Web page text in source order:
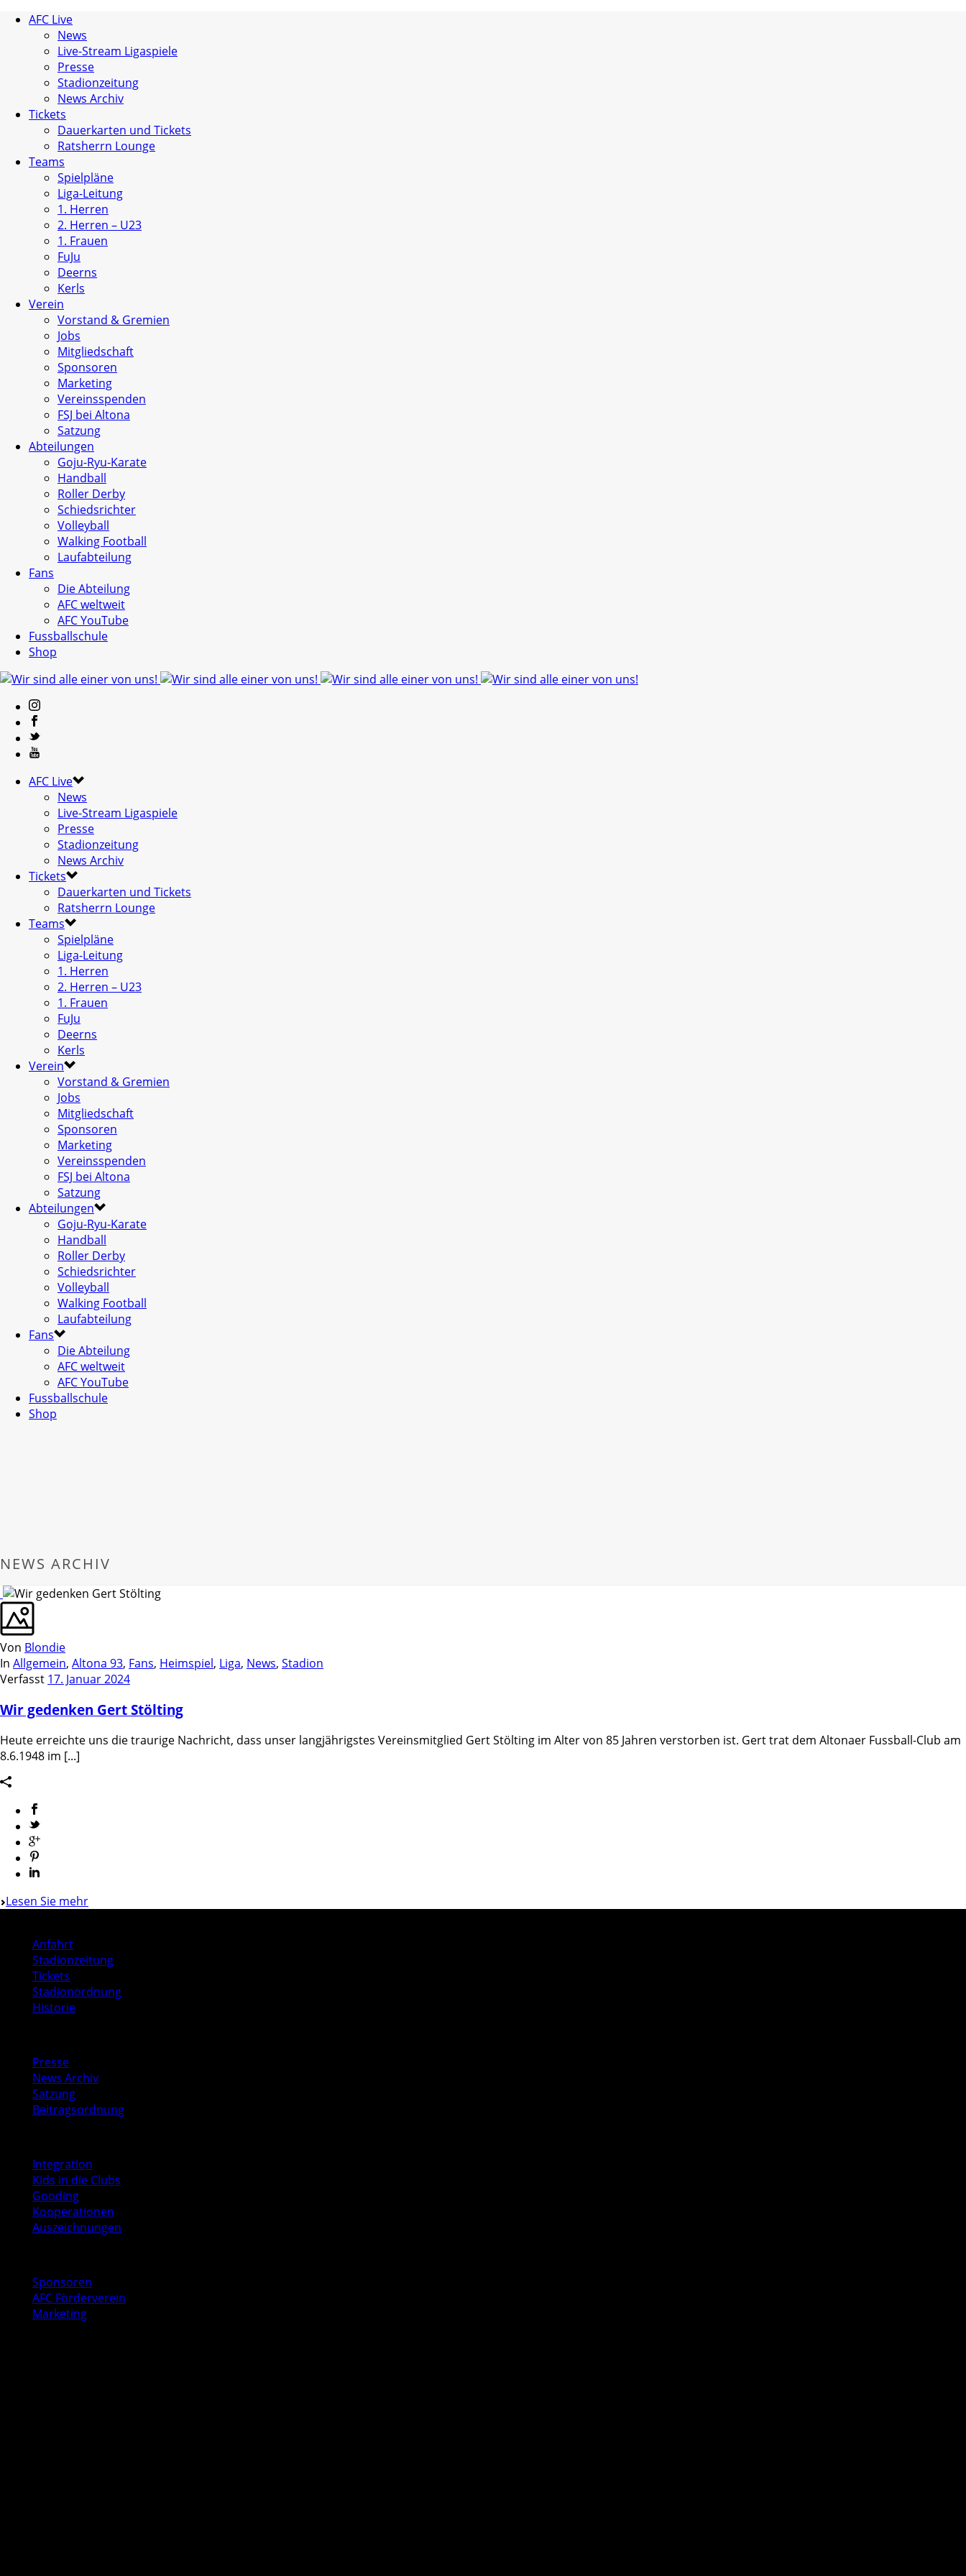
AFC Live
News
Live-Stream Ligaspiele
Presse
Stadionzeitung
News Archiv
Tickets
Dauerkarten und Tickets
Ratsherrn Lounge
Teams
Spielpläne
Liga-Leitung
1. Herren
2. Herren – U23
1. Frauen
FuJu
Deerns
Kerls
Verein
Vorstand & Gremien
Jobs
Mitgliedschaft
Sponsoren
Marketing
Vereinsspenden
FSJ bei Altona
Satzung
Abteilungen
Goju-Ryu-Karate
Handball
Roller Derby
Schiedsrichter
Volleyball
Walking Football
Laufabteilung
Fans
Die Abteilung
AFC weltweit
AFC YouTube
Fussballschule
Shop
AFC Live
News
Live-Stream Ligaspiele
Presse
Stadionzeitung
News Archiv
Tickets
Dauerkarten und Tickets
Ratsherrn Lounge
Teams
Spielpläne
Liga-Leitung
1. Herren
2. Herren – U23
1. Frauen
FuJu
Deerns
Kerls
Verein
Vorstand & Gremien
Jobs
Mitgliedschaft
Sponsoren
Marketing
Vereinsspenden
FSJ bei Altona
Satzung
Abteilungen
Goju-Ryu-Karate
Handball
Roller Derby
Schiedsrichter
Volleyball
Walking Football
Laufabteilung
Fans
Die Abteilung
AFC weltweit
AFC YouTube
Fussballschule
Shop
NEWS ARCHIV
Von Blondie
In Allgemein, Altona 93, Fans, Heimspiel, Liga, News, Stadion
Verfasst 17. Januar 2024
Wir gedenken Gert Stölting
Heute erreichte uns die traurige Nachricht, dass unser langjährigstes Vereinsmitglied Gert Stölting im Alter von 85 Jahren verstorben ist. Gert trat dem Altonaer Fussball-Club am
8.6.1948 im [...]
Lesen Sie mehr
Anfahrt
Stadionzeitung
Tickets
Stadionordnung
Historie
Presse
News Archiv
Satzung
Beitragsordnung
Integration
Kids in die Clubs
Gooding
Kooperationen
Auszeichnungen
Sponsoren
AFC Förderverein
Marketing